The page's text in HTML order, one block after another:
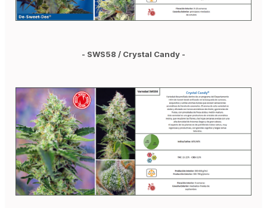
- SWS58 / Crystal Candy -